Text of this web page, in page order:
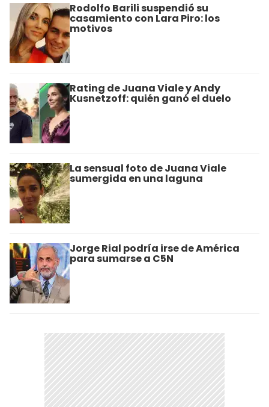
Rodolfo Barili suspendió su
casamiento con Lara Piro: los
motivos
Rating de Juana Viale y Andy
Kusnetzoff: quién ganó el duelo
La sensual foto de Juana Viale
sumergida en una laguna
Jorge Rial podría irse de América
para sumarse a C5N